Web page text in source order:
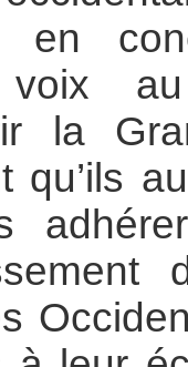
en
au
la
qu’ils